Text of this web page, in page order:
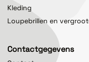
Kleding
Loupebrillen en
Contactgegevens